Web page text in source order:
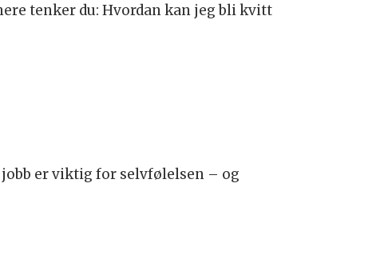
tenker du: Hvordan kan jeg bli kvitt
er viktig for selvfølelsen – og